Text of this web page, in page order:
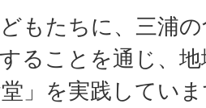
もたちに、三浦
ることを通じ、
」を実践してい